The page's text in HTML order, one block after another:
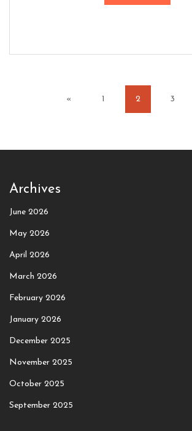
« 1 2 3
Archives
June 2026
May 2026
April 2026
March 2026
February 2026
January 2026
December 2025
November 2025
October 2025
September 2025